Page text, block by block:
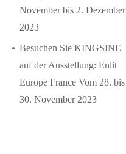
November bis 2. Dezember
2023
Besuchen Sie KINGSINE
auf der Ausstellung: Enlit
Europe France Vom 28. bis
30. November 2023